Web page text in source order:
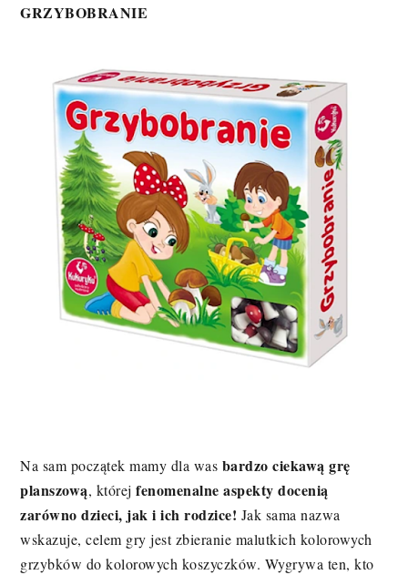
GRZYBOBRANIE
Na sam początek mamy dla was bardzo ciekawą grę
planszową, którejfenomenalne aspekty docenią
zarówno dzieci, jak i ich rodzice! Jak sama nazwa
wskazuje, celem gry jest zbieranie malutkich kolorowych
grzybków do kolorowych koszyczków. Wygrywa ten, kto